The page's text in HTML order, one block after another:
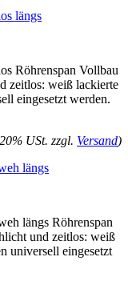
längs
Röhrenspan Vollbau
zeitlos: weiß lackierte
eingesetzt werden.
USt. zzgl. Versand)
längs
längs Röhrenspan
und zeitlos: weiß
universell eingesetzt